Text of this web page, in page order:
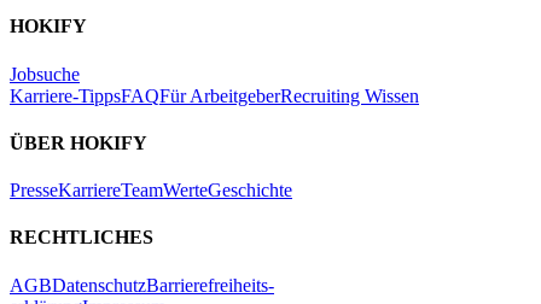
HOKIFY
Jobsuche
Karriere-TippsFAQFür ArbeitgeberRecruiting Wissen
ÜBER HOKIFY
PresseKarriereTeamWerteGeschichte
RECHTLICHES
AGBDatenschutzBarrierefreiheits-